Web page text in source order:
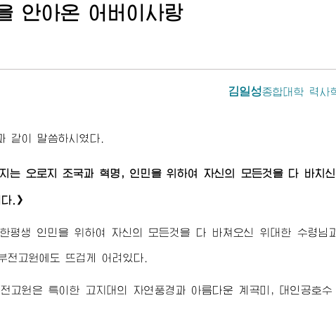
안아온 어버이 사랑
김일성종합대학 력사
같이 말씀하시였다.
는 오로지 조국과 혁명, 인민을 위하여 자신의 모든것을 다 바치
.》
평생 인민을 위하여 자신의 모든것을 다 바쳐오신 위대한 수령님
고원에도 뜨겁게 어려있다.
고원은 특이한 고지대의 자연풍경과 아름다운 계곡미, 대인공호수